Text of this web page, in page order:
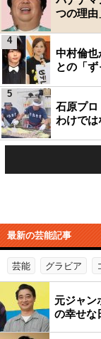
つの理
中村倫
との「
4
石原プロ
わけでは
5
最新の芸能記事
芸能 グラビア
元ジャン
の幸せな